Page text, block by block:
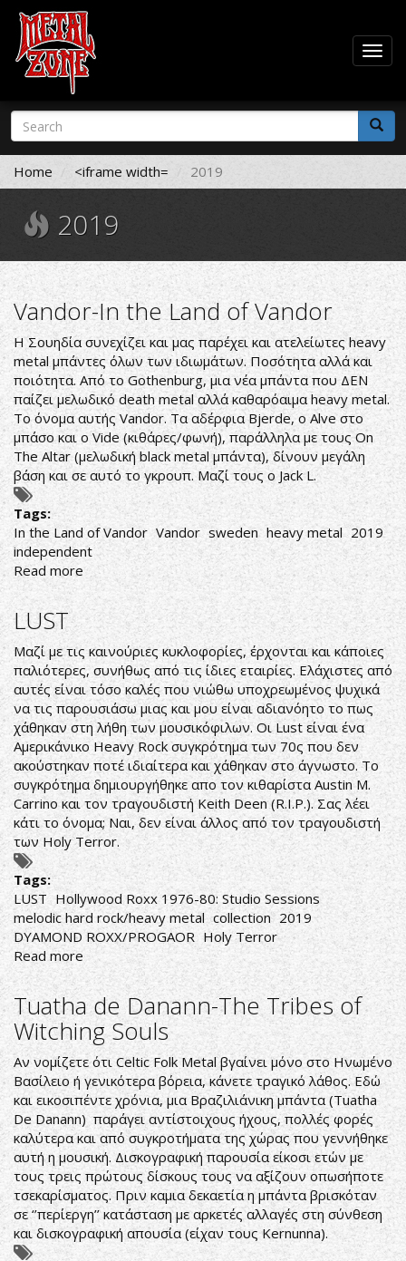
Skip
main
content
Search
form
Search
Home <iframe width= 2019
2019
Vandor-In the Land of Vandor
Η Σουηδία συνεχίζει και μας παρέχει και ατελείωτες heavy
metal μπάντες όλων των ιδιωμάτων. Ποσότητα αλλά και
ποιότητα. Από το Gothenburg, μια νέα μπάντα που ΔΕΝ
παίζει μελωδικό death metal αλλά καθαρόαιμα heavy metal.
Το όνομα αυτής Vandor. Τα αδέρφια Bjerde, ο Alve στο
μπάσο και ο Vide (κιθάρες/φωνή), παράλληλα με τους On
The Altar (μελωδική black metal μπάντα), δίνουν μεγάλη
βάση και σε αυτό το γκρουπ. Μαζί τους ο Jack L.
Tags:
In the Land of Vandor Vandor sweden heavy metal 2019
independent
Read more about
Vandor-
In
the
Land
of
Vandor
LUST
Μαζί με τις καινούριες κυκλοφορίες, έρχονται και κάποιες
παλιότερες, συνήθως από τις ίδιες εταιρίες. Ελάχιστες από
αυτές είναι τόσο καλές που νιώθω υποχρεωμένος ψυχικά
να τις παρουσιάσω μιας και μου είναι αδιανόητο το πως
χάθηκαν στη λήθη των μουσικόφιλων. Οι Lust είναι ένα
Αμερικάνικο Heavy Rock συγκρότημα των 70ς που δεν
ακούστηκαν ποτέ ιδιαίτερα και χάθηκαν στο άγνωστο. Το
συγκρότημα δημιουργήθηκε απο τον κιθαρίστα Austin M.
Carrino και τον τραγουδιστή Keith Deen (R.I.P.). Σας λέει
κάτι το όνομα; Ναι, δεν είναι άλλος από τον τραγουδιστή
των Holy Terror.
Tags:
LUST Hollywood Roxx 1976-80: Studio Sessions
melodic hard rock/heavy metal collection 2019
DYAMOND ROXX/PROGAOR Holy Terror
Read more about
LUST
Tuatha de Danann-The Tribes of
Witching Souls
Αν νομίζετε ότι Celtic Folk Metal βγαίνει μόνο στο Ηνωμένο
Βασίλειο ή γενικότερα βόρεια, κάνετε τραγικό λάθος. Εδώ
και εικοσιπέντε χρόνια, μια Βραζιλιάνικη μπάντα (Tuatha
De Danann) παράγει αντίστοιχους ήχους, πολλές φορές
καλύτερα και από συγκροτήματα της χώρας που γεννήθηκε
αυτή η μουσική. Δισκογραφική παρουσία είκοσι ετών με
τους τρεις πρώτους δίσκους τους να αξίζουν οπωσήποτε
τσεκαρίσματος. Πριν καμια δεκαετία η μπάντα βρισκόταν
σε ‘’περίεργη’’ κατάσταση με αρκετές αλλαγές στη σύνθεση
και δισκογραφική απουσία (είχαν τους Kernunna).